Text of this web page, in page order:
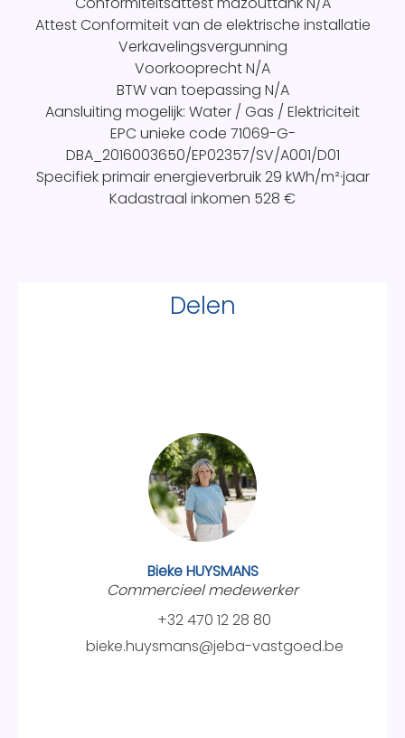
Attest Conformiteit van de elektrische installatie
Verkavelingsvergunning
VoorkooprechtN/A
BTW van toepassing N/A
Aansluiting mogelijk: Water / Gas / Elektriciteit
EPC unieke code 71069-G-
DBA_2016003650/EP02357/SV/A001/D01
Specifiek primair energieverbruik29 kWh/m²·jaar
Kadastraal inkomen 528 €
Delen
Bieke HUYSMANS
Commercieel medewerker
+32 470 12 28 80
bieke.huysmans@jeba-vastgoed.be